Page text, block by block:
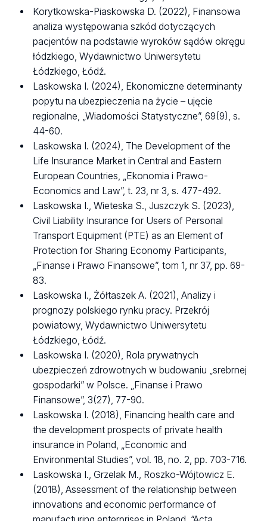
Korytkowska-Piaskowska D. (2022), Finansowa
analiza występowania szkód dotyczących
pacjentów na podstawie wyroków sądów okręgu
łódzkiego, Wydawnictwo Uniwersytetu
Łódzkiego, Łódź.
Laskowska I. (2024), Ekonomiczne determinanty
popytu na ubezpieczenia na życie – ujęcie
regionalne, „Wiadomości Statystyczne”, 69(9), s.
44-60.
Laskowska I. (2024), The Development of the
Life Insurance Market in Central and Eastern
European Countries, „Ekonomia i Prawo-
Economics and Law”, t. 23, nr 3, s. 477-492.
Laskowska I., Wieteska S., Juszczyk S. (2023),
Civil Liability Insurance for Users of Personal
Transport Equipment (PTE) as an Element of
Protection for Sharing Economy Participants,
„Finanse i Prawo Finansowe”, tom 1, nr 37, pp. 69-
83.
Laskowska I., Żółtaszek A. (2021), Analizy i
prognozy polskiego rynku pracy. Przekrój
powiatowy, Wydawnictwo Uniwersytetu
Łódzkiego, Łódź.
Laskowska I. (2020), Rola prywatnych
ubezpieczeń zdrowotnych w budowaniu „srebrnej
gospodarki” w Polsce. „Finanse i Prawo
Finansowe”, 3(27), 77-90.
Laskowska I. (2018), Financing health care and
the development prospects of private health
insurance in Poland, „Economic and
Environmental Studies”, vol. 18, no. 2, pp. 703-716.
Laskowska I., Grzelak M., Roszko-Wójtowicz E.
(2018), Assessment of the relationship between
innovations and economic performance of